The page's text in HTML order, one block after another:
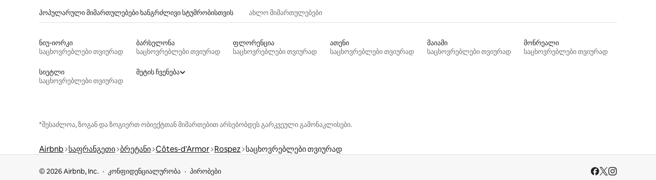
პოპულარული მიმართულებები ხანგრძლივი სტუმრობისთვის ახლო მიმართულებები
ნიუ-იორკი
საცხოვრებლები თვიურად
ბარსელონა
საცხოვრებლები თვიურად
ფლორენცია
საცხოვრებლები თვიურად
ათენი
საცხოვრებლები თვიურად
მაიამი
საცხოვრებლები თვიურად
მონრეალი
საცხოვრებლები თვიურად
სიეტლი
საცხოვრებლები თვიურად
მეტის ჩვენება
*შესაძლოა, ზოგან და ზოგიერთ ობიექტთან მიმართებით არსებობდეს გარკვეული გამონაკლისები.
Airbnb საფრანგეთი ბრეტანი Côtes-d'Armor Rospez საცხოვრებლები თვიურად
© 2026 Airbnb, Inc. კონფიდენციალურობა პირობები